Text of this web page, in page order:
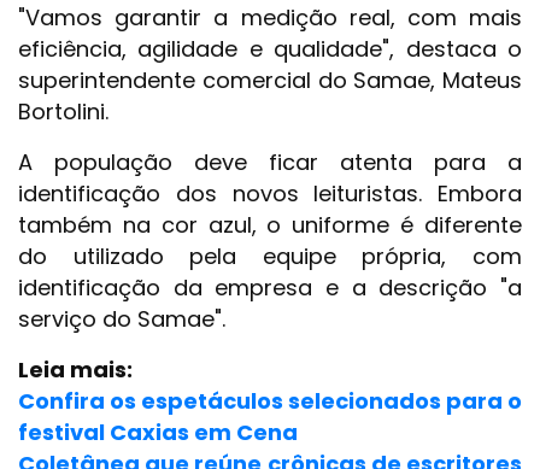
"Vamos garantir a medição real, com mais
eficiência, agilidade e qualidade", destaca o
superintendente comercial do Samae, Mateus
Bortolini.
A população deve ficar atenta para a
identificação dos novos leituristas. Embora
também na cor azul, o uniforme é diferente
do utilizado pela equipe própria, com
identificação da empresa e a descrição "a
serviço do Samae".
Leia mais:
Confira os espetáculos selecionados para o
festival Caxias em Cena